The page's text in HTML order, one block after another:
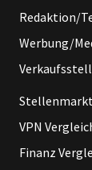
Redaktion/
Werbung/
Stellenmarkt
VPN
Finanz